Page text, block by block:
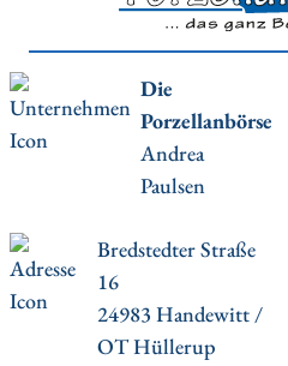
Die
Porzellanbörse
Andrea
Paulsen
Bredstedter Straße
16
24983 Handewitt /
OT Hüllerup